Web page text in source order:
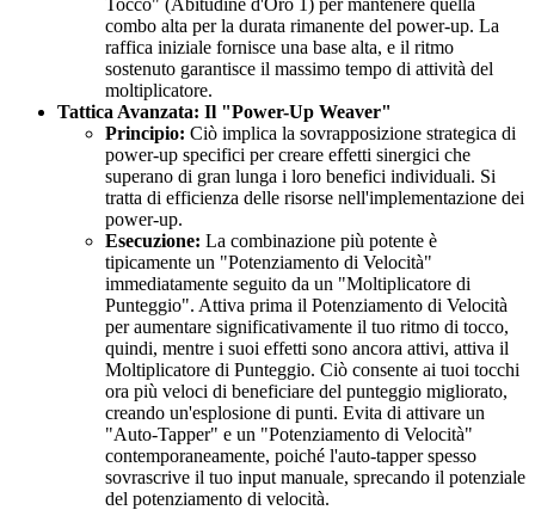
combo alta per la durata rimanente del power-up. La
raffica iniziale fornisce una base alta, e il ritmo
sostenuto garantisce il massimo tempo di attività del
moltiplicatore.
Tattica Avanzata: Il "Power-Up Weaver"
Principio: Ciò implica la sovrapposizione strategica di
power-up specifici per creare effetti sinergici che
superano di gran lunga i loro benefici individuali. Si
tratta di efficienza delle risorse nell'implementazione dei
power-up.
Esecuzione: La combinazione più potente è
tipicamente un "Potenziamento di Velocità"
immediatamente seguito da un "Moltiplicatore di
Punteggio". Attiva prima il Potenziamento di Velocità
per aumentare significativamente il tuo ritmo di tocco,
quindi, mentre i suoi effetti sono ancora attivi, attiva il
Moltiplicatore di Punteggio. Ciò consente ai tuoi tocchi
ora più veloci di beneficiare del punteggio migliorato,
creando un'esplosione di punti. Evita di attivare un
"Auto-Tapper" e un "Potenziamento di Velocità"
contemporaneamente, poiché l'auto-tapper spesso
sovrascrive il tuo input manuale, sprecando il potenziale
del potenziamento di velocità.